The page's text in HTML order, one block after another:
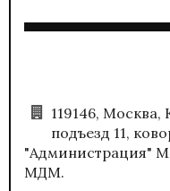
119146,
подъезд 11,
"Администрация"
МДМ.